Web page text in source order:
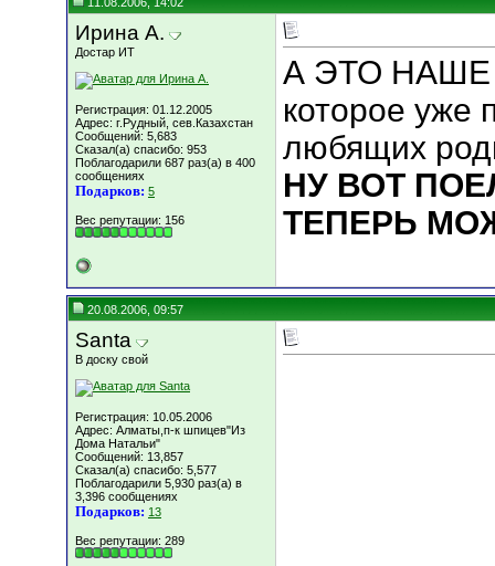
Ирина А.
Достар ИТ
Регистрация: 01.12.2005
Адрес: г.Рудный, сев.Казахстан
Сообщений: 5,683
Сказал(а) спасибо: 953
Поблагодарили 687 раз(а) в 400
сообщениях
Подарков: 5
Вес репутации: 156
А ЭТО
которое уже
любящих
НУ ВОТ
ТЕПЕРЬ
20.08.2006, 09:57
Santa
В доску свой
Регистрация: 10.05.2006
Адрес: Алматы,п-к шпицев"Из
Дома Натальи"
Сообщений: 13,857
Сказал(а) спасибо: 5,577
Поблагодарили 5,930 раз(а) в
3,396 сообщениях
Подарков: 13
Вес репутации: 289